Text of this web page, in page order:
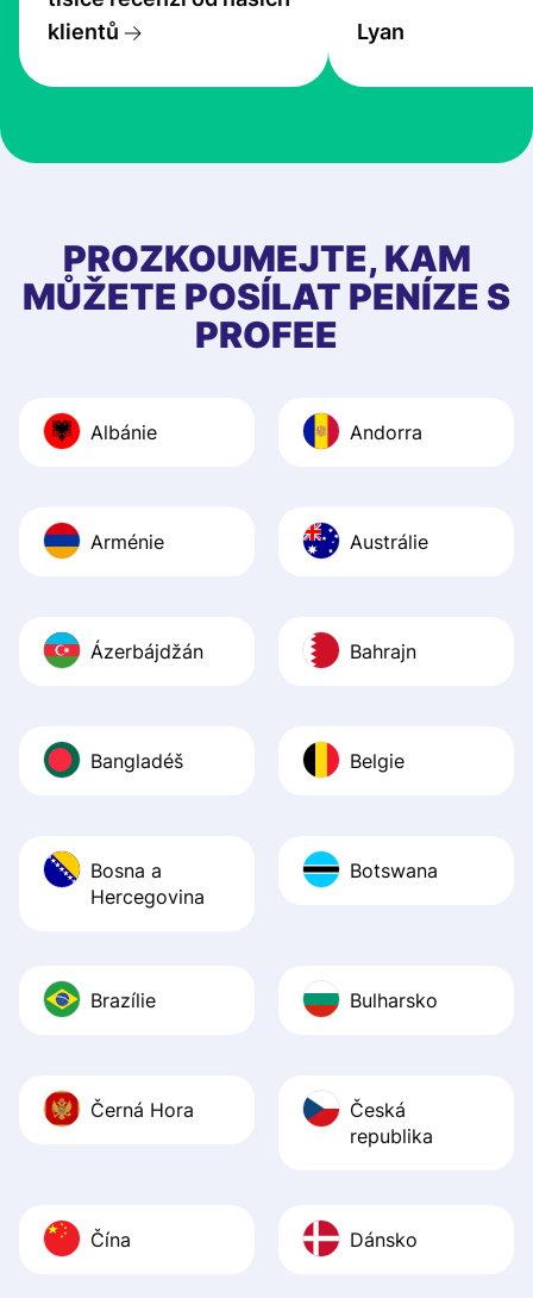
klientů
the exchange
at Profee is very
first started
app, and they
quick to provide
Recommend it!
Lyan
PROZKOUMEJTE, KAM
MŮŽETE POSÍLAT PENÍZE S
PROFEE
Albánie Andorra
Arménie Austrálie
Ázerbájdžán Bahrajn
Bangladéš Belgie
Bosna a
Hercegovina
Botswana
Brazílie Bulharsko
Černá Hora
Česká
republika
Čína Dánsko